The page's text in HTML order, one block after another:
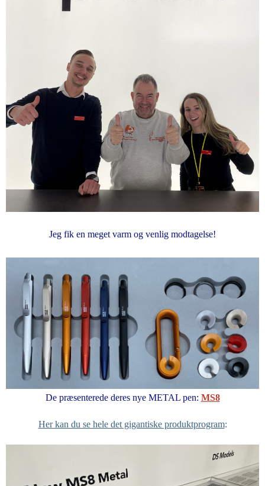
Jeg fik en meget varm og venlig modtagelse!
De præsenterede deres nye METAL pen: MS8
Her kan du se hele det gigantiske produktprogram: